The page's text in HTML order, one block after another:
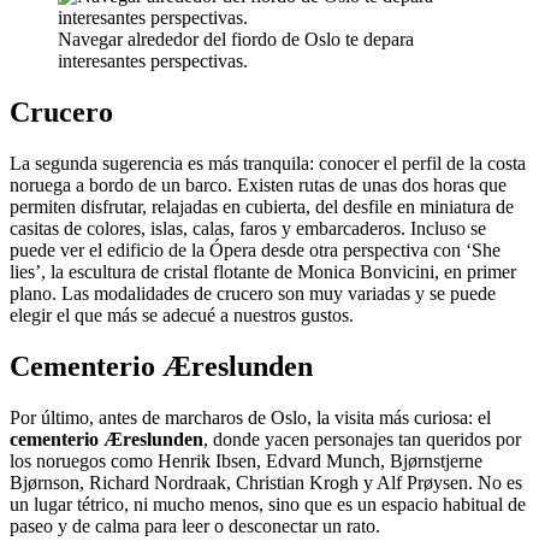
Navegar alrededor del fiordo de Oslo te depara
interesantes perspectivas.
Crucero
La segunda sugerencia es más tranquila: conocer el perfil de la costa
noruega a bordo de un barco. Existen rutas de unas dos horas que
permiten disfrutar, relajadas en cubierta, del desfile en miniatura de
casitas de colores, islas, calas, faros y embarcaderos. Incluso se
puede ver el edificio de la Ópera desde otra perspectiva con ‘She
lies’, la escultura de cristal flotante de Monica Bonvicini, en primer
plano. Las modalidades de crucero son muy variadas y se puede
elegir el que más se adecué a nuestros gustos.
Cementerio Æreslunden
Por último, antes de marcharos de Oslo, la visita más curiosa: el
cementerio Æreslunden, donde yacen personajes tan queridos por
los noruegos como Henrik Ibsen, Edvard Munch, Bjørnstjerne
Bjørnson, Richard Nordraak, Christian Krogh y Alf Prøysen. No es
un lugar tétrico, ni mucho menos, sino que es un espacio habitual de
paseo y de calma para leer o desconectar un rato.